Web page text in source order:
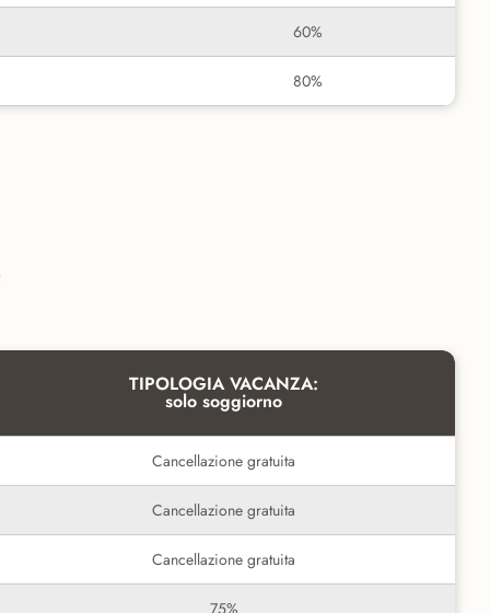
60%
80%
TIPOLOGIA VACANZA:
solo soggiorno
Cancellazione gratuita
Cancellazione gratuita
Cancellazione gratuita
75%